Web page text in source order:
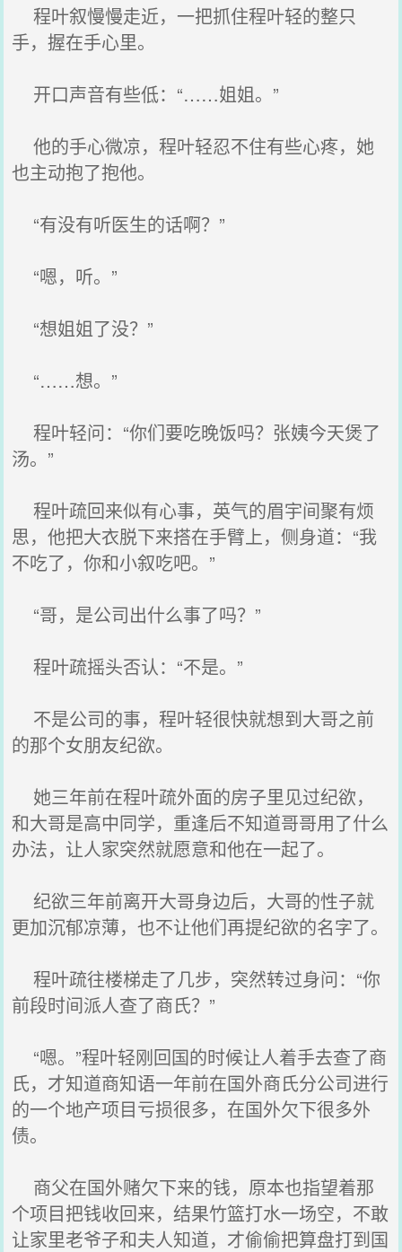
程叶叙慢慢走近，一把抓住程叶轻的整只
手，握在手心里。
开口声音有些低：“……姐姐。”
他的手心微凉，程叶轻忍不住有些心疼，她
也主动抱了抱他。
“有没有听医生的话啊？”
“嗯，听。”
“想姐姐了没？”
“……想。”
程叶轻问：“你们要吃晚饭吗？张姨今天煲了
汤。”
程叶疏回来似有心事，英气的眉宇间聚有烦
思，他把大衣脱下来搭在手臂上，侧身道：“我
不吃了，你和小叙吃吧。”
“哥，是公司出什么事了吗？”
程叶疏摇头否认：“不是。”
不是公司的事，程叶轻很快就想到大哥之前
的那个女朋友纪欲。
她三年前在程叶疏外面的房子里见过纪欲，
和大哥是高中同学，重逢后不知道哥哥用了什么
办法，让人家突然就愿意和他在一起了。
纪欲三年前离开大哥身边后，大哥的性子就
更加沉郁凉薄，也不让他们再提纪欲的名字了。
程叶疏往楼梯走了几步，突然转过身问：“你
前段时间派人查了商氏？”
“嗯。”程叶轻刚回国的时候让人着手去查了商
氏，才知道商知语一年前在国外商氏分公司进行
的一个地产项目亏损很多，在国外欠下很多外
债。
商父在国外赌欠下来的钱，原本也指望着那
个项目把钱收回来，结果竹篮打水一场空，不敢
让家里老爷子和夫人知道，才偷偷把算盘打到国